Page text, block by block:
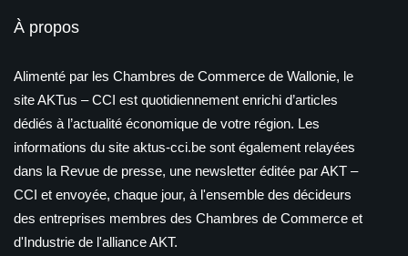
À propos
Alimenté par les Chambres de Commerce de Wallonie, le
site AKTus – CCI est quotidiennement enrichi d’articles
dédiés à l’actualité économique de votre région. Les
informations du site aktus-cci.be sont également relayées
dans la Revue de presse, une newsletter éditée par AKT –
CCI et envoyée, chaque jour, à l'ensemble des décideurs
des entreprises membres des Chambres de Commerce et
d'Industrie de l'alliance AKT.